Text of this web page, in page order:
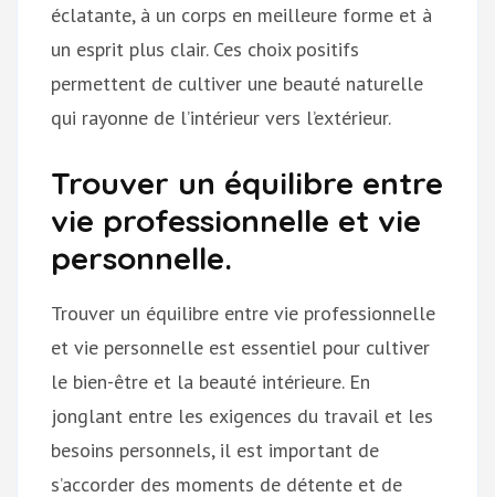
éclatante, à un corps en meilleure forme et à
un esprit plus clair. Ces choix positifs
permettent de cultiver une beauté naturelle
qui rayonne de l’intérieur vers l’extérieur.
Trouver un équilibre entre
vie professionnelle et vie
personnelle.
Trouver un équilibre entre vie professionnelle
et vie personnelle est essentiel pour cultiver
le bien-être et la beauté intérieure. En
jonglant entre les exigences du travail et les
besoins personnels, il est important de
s’accorder des moments de détente et de